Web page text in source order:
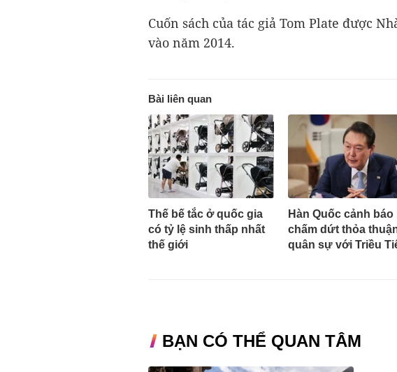
Cuốn sách của tác giả Tom Plate được
vào năm 2014.
Bài liên quan
Thế bế tắc ở quốc gia
có tỷ lệ sinh thấp nhất
thế giới
Hàn Quốc cảnh báo
chấm dứt thỏa
quân sự với Triều
BẠN CÓ THỂ QUAN TÂM